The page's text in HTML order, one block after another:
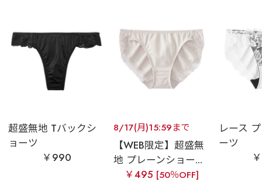
超盛無地 Tバックシ
ョーツ
￥990
8/17(月)15:59まで
【WEB限定】超盛無
地 プレーンショー...
￥495 [50％OFF]
レース
ーツ